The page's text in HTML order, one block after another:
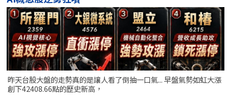
昨天台股大盤的走勢真的是讓人看了倒抽一口氣... 早盤氣勢如虹大漲
創下42408.66點的歷史新高，